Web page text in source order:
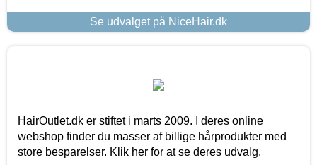
Se udvalget på NiceHair.dk
HairOutlet.dk er stiftet i marts 2009. I deres online
webshop finder du masser af billige hårprodukter med
store besparelser. Klik her for at se deres udvalg.